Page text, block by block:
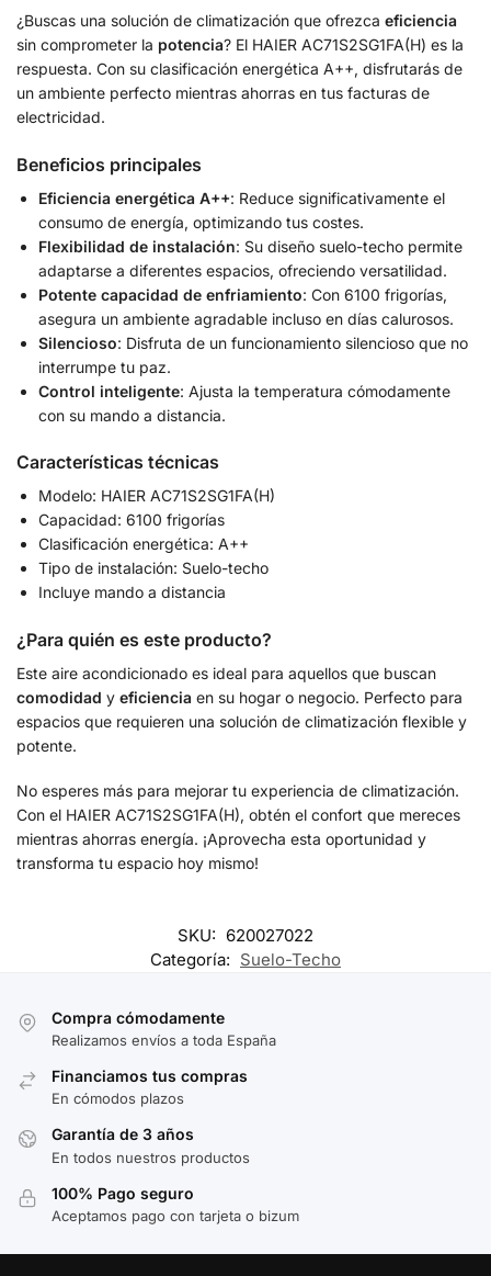
¿Buscas una solución de climatización que ofrezca eficiencia
sin comprometer la potencia? El HAIER AC71S2SG1FA(H) es la
respuesta. Con su clasificación energética A++, disfrutarás de
un ambiente perfecto mientras ahorras en tus facturas de
electricidad.
Beneficios principales
Eficiencia energética A++: Reduce significativamente el
consumo de energía, optimizando tus costes.
Flexibilidad de instalación: Su diseño suelo-techo permite
adaptarse a diferentes espacios, ofreciendo versatilidad.
Potente capacidad de enfriamiento: Con 6100 frigorías,
asegura un ambiente agradable incluso en días calurosos.
Silencioso: Disfruta de un funcionamiento silencioso que no
interrumpe tu paz.
Control inteligente: Ajusta la temperatura cómodamente
con su mando a distancia.
Características técnicas
Modelo: HAIER AC71S2SG1FA(H)
Capacidad: 6100 frigorías
Clasificación energética: A++
Tipo de instalación: Suelo-techo
Incluye mando a distancia
¿Para quién es este producto?
Este aire acondicionado es ideal para aquellos que buscan
comodidad y eficiencia en su hogar o negocio. Perfecto para
espacios que requieren una solución de climatización flexible y
potente.
No esperes más para mejorar tu experiencia de climatización.
Con el HAIER AC71S2SG1FA(H), obtén el confort que mereces
mientras ahorras energía. ¡Aprovecha esta oportunidad y
transforma tu espacio hoy mismo!
SKU: 620027022
Categoría: Suelo-Techo
Compra cómodamente
Realizamos envíos a toda España
Financiamos tus compras
En cómodos plazos
Garantía de 3 años
En todos nuestros productos
100% Pago seguro
Aceptamos pago con tarjeta o bizum